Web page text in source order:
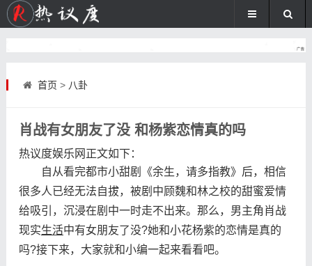
首页 > 八卦
肖战有女朋友了没 和杨紫恋情真的吗
热议度娱乐网 正文如下：
自从看完都市小甜剧《余生，请多指教》后，相信
很多人已经无法自拔，被剧中顾魏和林之校的甜蜜爱情
给吸引，沉浸在剧中一时走不出来。那么，男主角肖战
现实生活中有女朋友了没?她和小花杨紫的恋情是真的
吗?接下来，大家就和小编一起来看看吧。